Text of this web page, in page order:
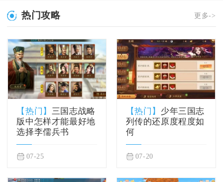
热门攻略 更多->
【热门】 三国志战略
版中怎样才能最好地
选择李儒兵书
07-25
【热门】 少年三国志
列传的还原度程度如
何
07-20